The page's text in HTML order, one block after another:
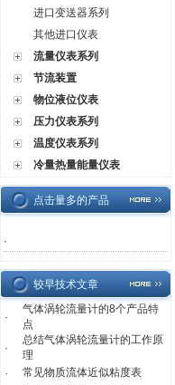
进口变送器系列
其他进口仪表
流量仪表系列
节流装置
物位液位仪表
压力仪表系列
温度仪表系列
冷量热量能量仪表
点击量多的产品
·
较早技术文章
·
气体涡轮流量计的8个产品特
点
·
总结气体涡轮流量计的工作原
理
·
常见物质流体近似粘度表